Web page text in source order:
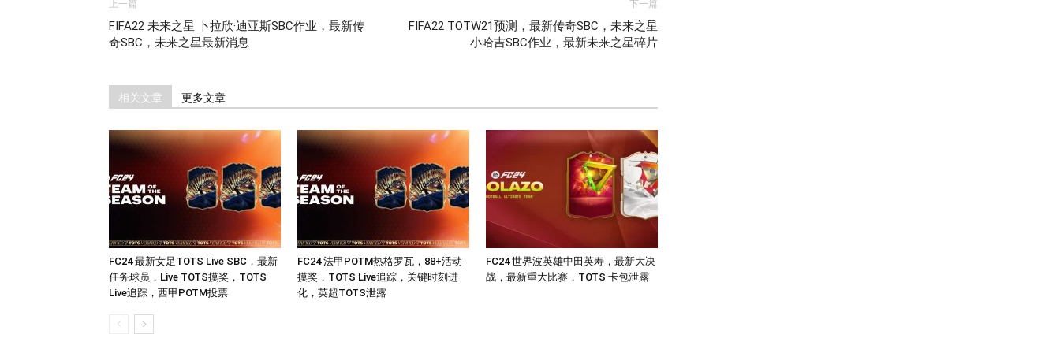
上一篇
FIFA22 未来之星 卜拉欣·迪亚斯SBC作业，最新传
奇SBC，未来之星最新消息
下一篇
FIFA22 TOTW21预测，最新传奇SBC，未来之星
小哈吉SBC作业，最新未来之星碎片
相关文章 更多文章
FC24 最新女足TOTS Live SBC，最新
任务球员，Live TOTS摸奖，TOTS
Live追踪，西甲POTM投票
FC24 法甲POTM热格罗瓦，88+活动
摸奖，TOTS Live追踪，关键时刻进
化，英超TOTS泄露
FC24 世界波英雄中田英寿，最新大决
战，最新重大比赛，TOTS 卡包泄露